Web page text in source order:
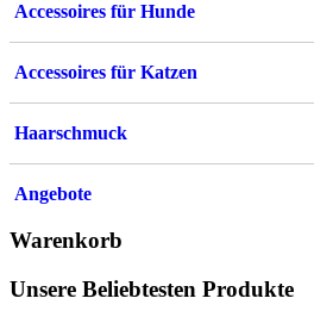
Accessoires für Hunde
Accessoires für Katzen
Haarschmuck
Angebote
Warenkorb
Unsere Beliebtesten Produkte